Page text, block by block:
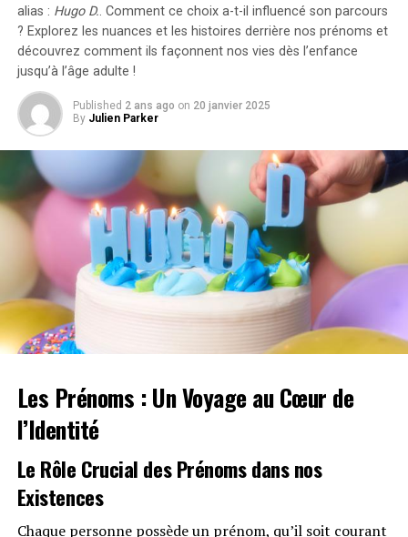
RIOTUSA mérite une mention spéciale pour le
rythme entraînant qu’il a créé pour elle. Ce
morceau est idéal pour danser, se déhancher ou
envisager. De plus, la chanson ne s’éternise pas,
Il n’y a rien à redire ici. « Phat Butt » est un
véritable succès.
« Oh Shhh… » Feat. Travis
Scott
Image Crédit : Gareth Cattermole/Getty Images
pour Live Nation
alias : Hugo D.. Comment ce choix a-t-il influencé son parcours
? Explorez les nuances et les histoires derrière nos prénoms et
découvrez comment ils façonnent nos vies dès l’enfance
jusqu’à l’âge adulte !
Published 2 ans ago on 20 janvier 2025
By Julien Parker
Les Prénoms : Un Voyage au Cœur de
l’Identité
Le Rôle Crucial des Prénoms dans nos
Existences
Chaque personne possède un prénom, qu’il soit courant